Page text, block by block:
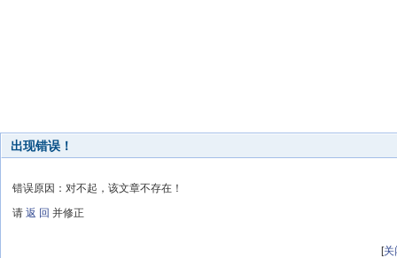
出现错误！
错误原因：对不起，该文章不存在！
请 返 回 并修正
[关